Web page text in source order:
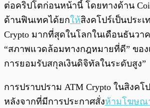
ต่อคริปโตก่อนหน้านี้ โดยทางด้าน
ด้านฟินเทคได้ยกให้สิงคโปร์เป็นประ
Crypto มากที่สุดในโลกในเดือนธันวา
“สภาพแวดล้อมทางกฎหมายที่ดี” ของ
การยอมรับสกุลเงินดิจิทัลในระดับสูง”
การปราบปราม ATM Crypto ในสิงค
หลังจากที่มีการประกาศสั่งห้ามโฆษณ